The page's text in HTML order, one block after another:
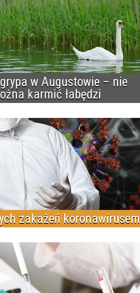
w Augustowie – nie
karmić łabędzi
zakażeń koronawirusem